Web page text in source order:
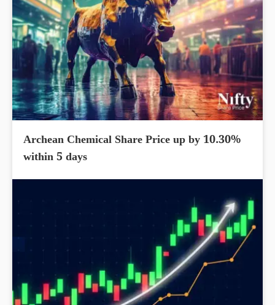
Archean Chemical Share Price up by 10.30%
within 5 days